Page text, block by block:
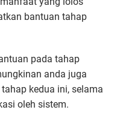
bantuan tahap
pada tahap
anda juga
kedua ini, selama
oleh sistem.